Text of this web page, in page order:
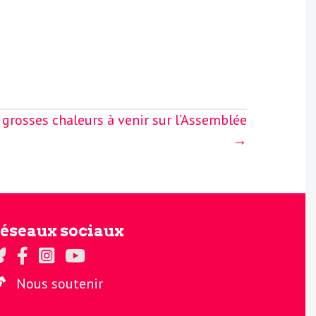
chaleurs à venir sur l’Assemblée
→
sociaux
sur Twitter
Regards sur Facebook
Regards sur Instagram
La chaine Regards sur Youtube
Nous soutenir